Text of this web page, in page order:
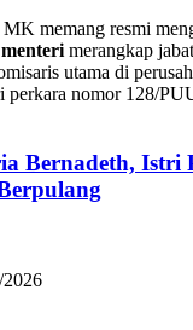
memang resmi
merangkap
utama di
perkara nomor 128/
Bernadeth, Istri
2026